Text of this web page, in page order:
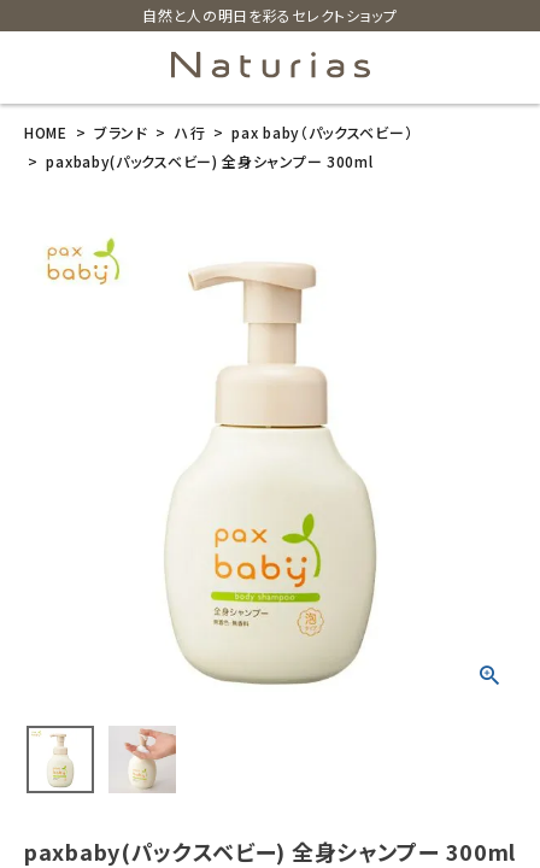
自然と人の明日を彩るセレクトショップ
search
美容・コスメ・香水
HOME ブランド ハ行
pax baby（パックスベビー）
paxbaby(パックスベビー) 全身シャンプー 300ml
paxbaby(パックスベビー) 全身シャンプー 300ml